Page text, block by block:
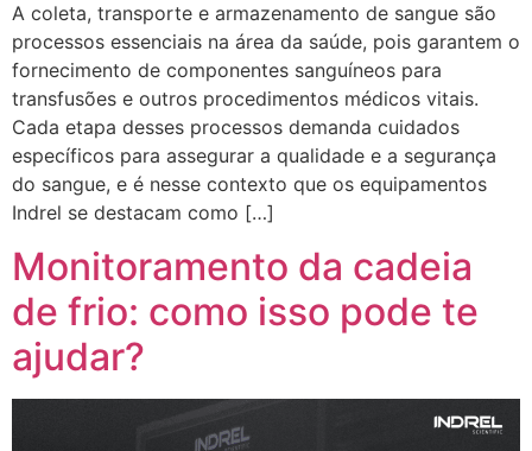
A coleta, transporte e armazenamento de sangue são
processos essenciais na área da saúde, pois garantem o
fornecimento de componentes sanguíneos para
transfusões e outros procedimentos médicos vitais.
Cada etapa desses processos demanda cuidados
específicos para assegurar a qualidade e a segurança
do sangue, e é nesse contexto que os equipamentos
Indrel se destacam como […]
Monitoramento da cadeia
de frio: como isso pode te
ajudar?